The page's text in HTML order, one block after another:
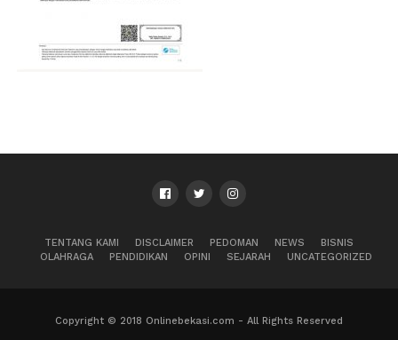
TENTANG KAMI DISCLAIMER PEDOMAN NEWS
BISNIS
OLAHRAGA
PENDIDIKAN OPINI SEJARAH UNCATEGORIZED
Copyright © 2018 Onlinebekasi.com - All Rights Reserved